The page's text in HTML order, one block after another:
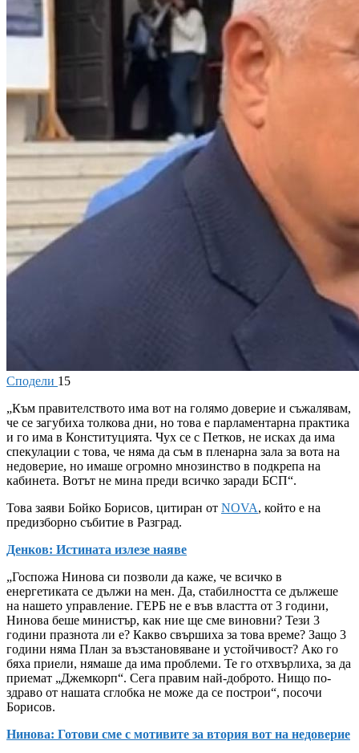
Сподели 15
„Към правителството има вот на голямо доверие и съжалявам,
че се загубиха толкова дни, но това е парламентарна практика
и го има в Конституцията. Чух се с Петков, не исках да има
спекулации с това, че няма да съм в пленарна зала за вота на
недоверие, но имаше огромно мнозинство в подкрепа на
кабинета. Вотът не мина преди всичко заради БСП“.
Това заяви Бойко Борисов, цитиран от NOVA, който е на
предизборно събитие в Разград.
Денков: Истината излезе наяве
„Госпожа Нинова си позволи да каже, че всичко в
енергетиката се дължи на мен. Да, стабилността се дължеше
на нашето управление. ГЕРБ не е във властта от 3 години,
Нинова беше министър, как ние ще сме виновни? Тези 3
години празнота ли е? Какво свършиха за това време? Защо 3
години няма План за възстановяване и устойчивост? Ако го
бяха приели, нямаше да има проблеми. Те го отхвърлиха, за да
приемат „Джемкорп“. Сега правим най-доброто. Нищо по-
здраво от нашата сглобка не може да се построи“, посочи
Борисов.
Нинова: Готови сме с мотивите за втория вот на недоверие